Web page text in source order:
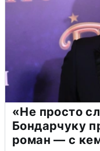
«Не просто
Бондарчуку
роман — с